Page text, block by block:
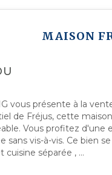
MAISON
vous présente à la
de Fréjus, cette
Vous profitez d'une
sans vis-à-vis. Ce bien
cuisine séparée , ...